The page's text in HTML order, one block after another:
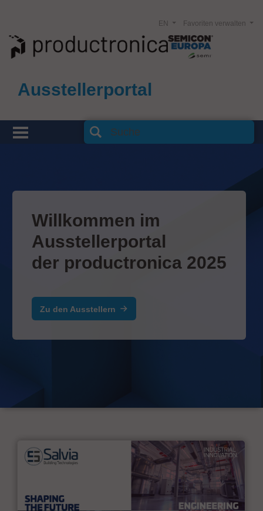
Ausstellerportal
Favoriten verwalten
EN
Willkommen im
Ausstellerportal
der productronica 2025
Zu den Ausstellern